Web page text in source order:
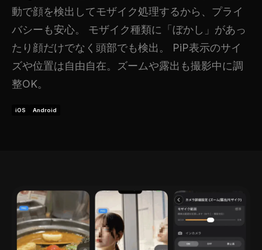
動で顔を検出してモザイク処理するから、プライ
バシーも安心。 モザイク種類に「ぼかし」があっ
たり顔だけでなく頭部でも検出。 PiP表示のサイ
ズや位置は自由自在。ズームや露出も撮影中に調
整OK。
iOS Android